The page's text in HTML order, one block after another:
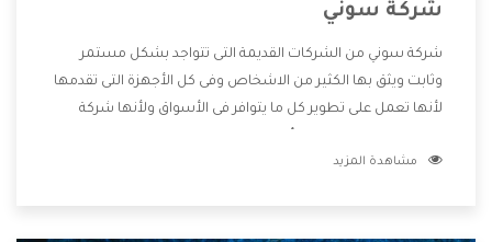
شركة سوني
شركة سوني من الشركات القديمة التى تتواجد بشكل مستمر
وثابت ويثق بها الكثير من الاشخاص وفى كل الأجهزة التى تقدمها
لأنها تعمل على تطوير كل ما يتوافر فى الأسواق ولأنها شركة
وتقدم للعملاء أقوى العروض والخصومات التى تسهل على
مشاهدة المزيد